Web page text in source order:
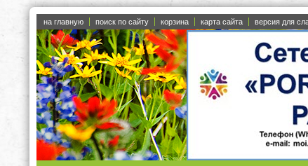
на главную поиск по сайту корзина карта сайта версия для